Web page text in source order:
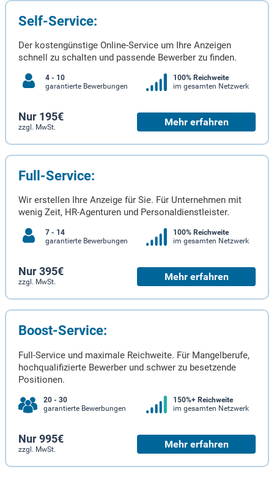
Self-Service:
Der kostengünstige Online-Service um Ihre Anzeigen
schnell zu schalten und passende Bewerber zu finden.
4 - 10
garantierte Bewerbungen
100% Reichweite
im gesamten Netzwerk
Nur 195€
zzgl. MwSt. Mehr erfahren
Full-Service:
Wir erstellen Ihre Anzeige für Sie. Für Unternehmen mit
wenig Zeit, HR-Agenturen und Personaldienstleister.
7 - 14
garantierte Bewerbungen
100% Reichweite
im gesamten Netzwerk
Nur 395€
zzgl. MwSt. Mehr erfahren
Boost-Service:
Full-Service und maximale Reichweite. Für Mangelberufe,
hochqualifizierte Bewerber und schwer zu besetzende
Positionen.
20 - 30
garantierte Bewerbungen
150%+ Reichweite
im gesamten Netzwerk
Nur 995€
zzgl. MwSt. Mehr erfahren